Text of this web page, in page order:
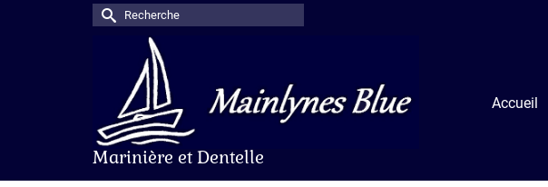
Rechercher :
Marinière et Dentelle
Accueil